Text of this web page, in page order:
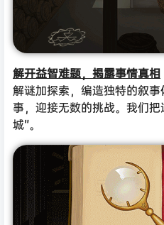
解开益智难题，揭露事情真相
解谜加探索，编造独特的叙
事，迎接无数的挑战。我们
城”。